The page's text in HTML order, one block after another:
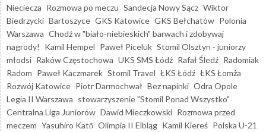
Nieciecza Rozmowa po meczu Sandecja Nowy Sącz Wiktor
Biedrzycki Bartoszyce GKS Katowice GKS Bełchatów Polonia
Warszawa Chodź w "biało-niebieskich" barwach i zdobywaj
nagrody!
Kamil Hempel Paweł Piceluk Stomil Olsztyn - juniorzy
młodsi Raków Częstochowa UKS SMS Łódź Rafał Śledź Radomiak
Radom Paweł Kaczmarek Stomil Travel ŁKS Łódź ŁKS Łomża
Rozwój Katowice Piotr Darmochwał Bez napinki Odra Opole
Legia II Warszawa stowarzyszenie "Stomil Ponad Wszystko"
Centralna Liga Juniorów Dawid Mieczkowski Rozmowa przed
meczem Yasuhiro Katō Olimpia II Elbląg Kamil Kiereś Polska U-21